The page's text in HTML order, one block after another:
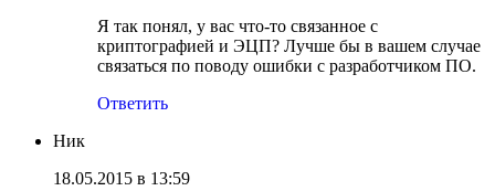
Я так понял, у вас что-то связанное с
криптографией и ЭЦП? Лучше бы в вашем случае
связаться по поводу ошибки с разработчиком ПО.
Ответить
Ник
18.05.2015 в 13:59